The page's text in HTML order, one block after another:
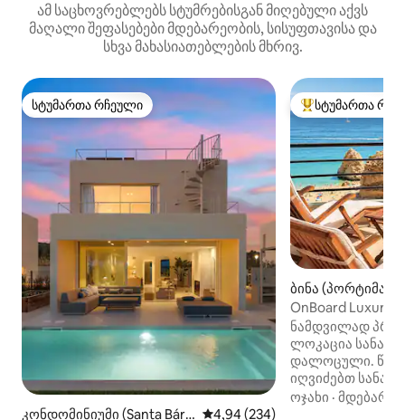
ამ საცხოვრებლებს სტუმრებისგან მიღებული აქვს
მაღალი შეფასებები მდებარეობის, სისუფთავისა და
სხვა მახასიათებლების მხრივ.
სტუმართა რჩეული
სტუმართა რჩეული
კონდომინიუმი (Santa Bárb საშუალო შეფასებაა 5‑დან
4,94 (234)
სტუმართა
სტუმართა
ბინა (პორტიმაუ)
OnBoard Luxury
ოკეანეზე
ნამდვილად
ლოკაცია
დალოცული.
იღვიძებთ
შუილისგან.
ოჯახი ·